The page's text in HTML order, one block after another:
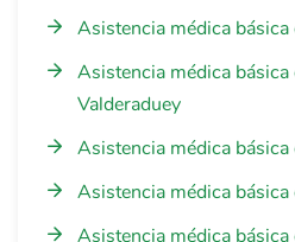
Asistencia médica
Asistencia médica básica
Valderaduey
Asistencia médica básica
Asistencia médica básica
Asistencia médica básica